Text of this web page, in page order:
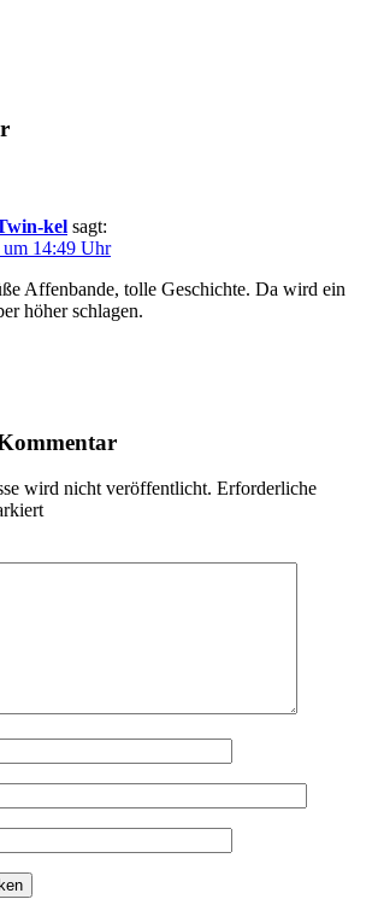
kel sagt:
14:49 Uhr
Affenbande, tolle Geschichte. Da wird ein
höher schlagen.
wird nicht veröffentlicht. Erforderliche